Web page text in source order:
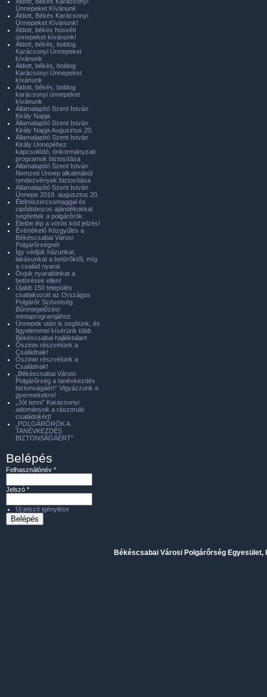
Ünnepeket Kívánunk
Áldott, Békés Karácsonyi
Ünnepeket Kívánunk!
Áldott, békés húsvéti
ünnepeket kívánunk!
Áldott, békés, boldog
Karácsonyi Ünnepeket
kívánunk
Áldott, békés, boldog
Karácsonyi Ünnepeket
kívánunk
Áldott, békés, boldog
karácsonyi ünnepeket
kívánunk
Államalapító Szent István
Király Napja
Államalapító Szent István
Király Napja Augusztus 20.
Államalapító Szent István
Király Ünnepéhez
kapcsolódó, önkormányzati
programok biztosítása
Államalapító Szent István
Nemzeti Ünnep alkalmából
rendezvények biztosítása
Államalapító Szent István
Ünnepe 2019. augusztus 20.
Élelmiszercsomaggal és
cipődobozos ajándékokkal
segítettek a polgárőrök.
Életbe lép a vörös kód jelzés!
Évértékelő Közgyűlés a
Békéscsabai Városi
Polgárőrségnél
Így védjük házunkat,
lakásunkat a betörőktől, míg
a család nyaral.
Óvjuk nyaralóinkat a
betörések ellen!
Újabb 150 település
csatlakozott az Országos
Polgárőr Szövetség
Bűnmegelőzési
mintaprogramjához
Ünnepek után is segítünk, és
figyelemmel kísérünk több
Békéscsabai hajléktalant
Őszinte részvétünk a
Családnak!
Őszinte részvétünk a
Családnak!
„Békéscsabai Városi
Polgárőrség a tanévkezdés
biztonságáért” Vigyázzunk a
gyermekekre!
„Jót tenni” Karácsonyi
adományok a rászoruló
családokért!
„POLGÁRŐRÖK A
TANÉVKEZDÉS
BIZTONSÁGÁÉRT”
Belépés
Felhasználónév *
Jelszó *
Új jelszó igénylése
Békéscsabai Városi Polgárőrség Egyesület,